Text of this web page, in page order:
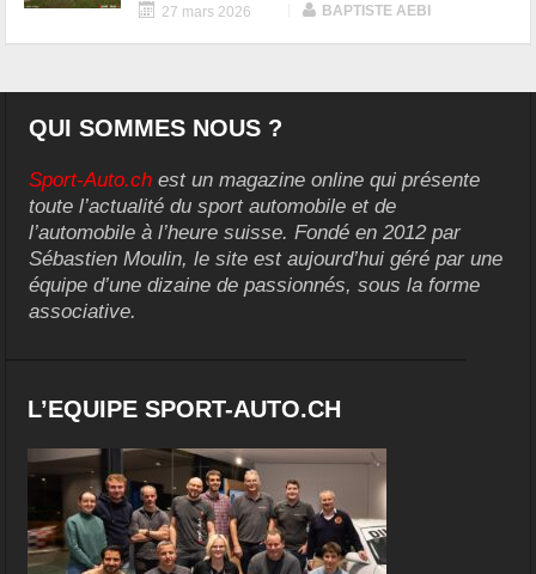
27 mars 2026 BAPTISTE AEBI
QUI SOMMES NOUS ?
Sport-Auto.ch est un magazine online qui présente
toute l’actualité du sport automobile et de
l’automobile à l’heure suisse. Fondé en 2012 par
Sébastien Moulin, le site est aujourd’hui géré par une
équipe d’une dizaine de passionnés, sous la forme
associative.
L’EQUIPE SPORT-AUTO.CH